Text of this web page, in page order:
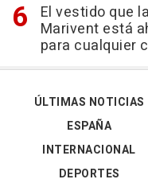
El vestido que
Marivent está
para cualquier
ÚLTIMAS NOTICIAS
ESPAÑA
INTERNACIONAL
DEPORTES